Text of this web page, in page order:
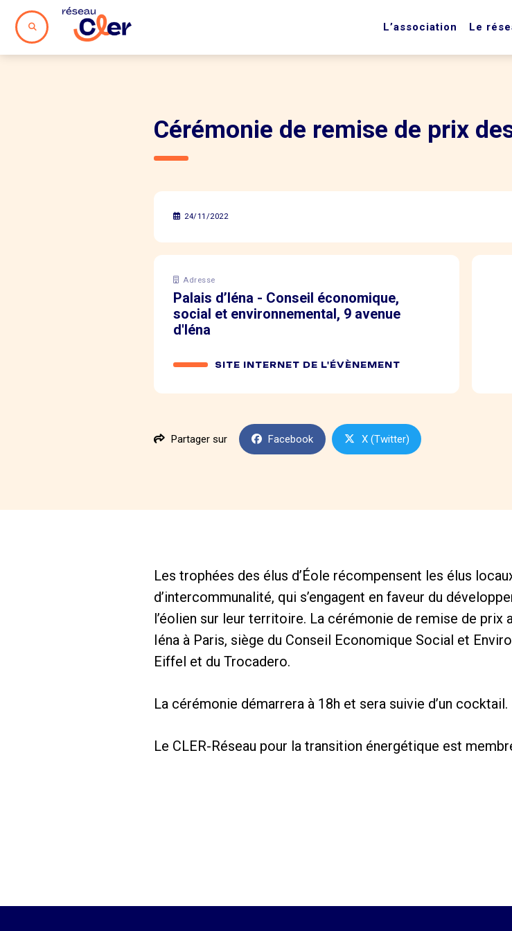
L’association Le
Cérémonie de remise de prix
24/11/2022
Adresse
Palais d’Iéna - Conseil économique,
social et environnemental, 9 avenue
d'Iéna
SITE INTERNET DE L'ÉVÈNEMENT
Partager sur Facebook X (Twitter)
Les trophées des élus d’Éole récompensent les élus
d’intercommunalité, qui s’engagent en faveur du
l’éolien sur leur territoire. La cérémonie de remise de prix
Iéna à Paris, siège du Conseil Economique Social et
Eiffel et du Trocadero.
La cérémonie démarrera à 18h et sera suivie d’un
Le CLER-Réseau pour la transition énergétique est